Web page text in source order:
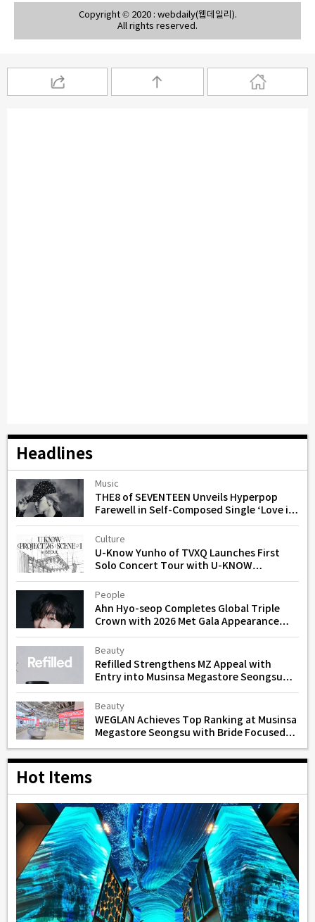
Copyright © 2020 : webdaily(웹데일리).
All rights reserved.
Headlines
Music
THE8 of SEVENTEEN Unveils Hyperpop
Farewell in Self-Composed Single ‘Love is
Gone’
Culture
U-Know Yunho of TVXQ Launches First
Solo Concert Tour with U-KNOW
PROJECT 26 in Seoul
People
Ahn Hyo-seop Completes Global Triple
Crown with 2026 Met Gala Appearance
Alongside Valentino
Beauty
Refilled Strengthens MZ Appeal with
Entry into Musinsa Megastore Seongsu
for Scalp and Hair Loss Care
Beauty
WEGLAN Achieves Top Ranking at Musinsa
Megastore Seongsu with Bride Focused
Skincare Line
Hot Items